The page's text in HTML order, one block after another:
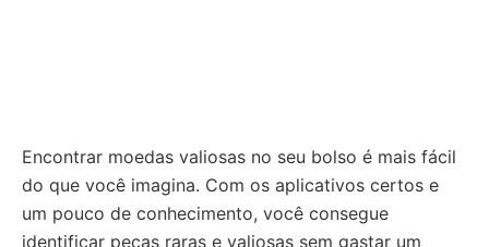
Encontrar moedas valiosas no seu bolso é mais fácil
do que você imagina. Com os aplicativos certos e
um pouco de conhecimento, você consegue
identificar peças raras e valiosas sem gastar um